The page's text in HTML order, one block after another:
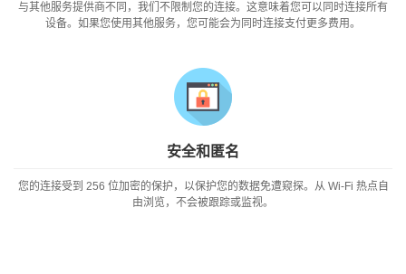
与其他服务提供商不同，我们不限制您的连接。这意味着您可以同时连接所有
设备。如果您使用其他服务，您可能会为同时连接支付更多费用。
安全和匿名
您的连接受到 256 位加密的保护，以保护您的数据免遭窥探。从 Wi-Fi 热点自
由浏览，不会被跟踪或监视。